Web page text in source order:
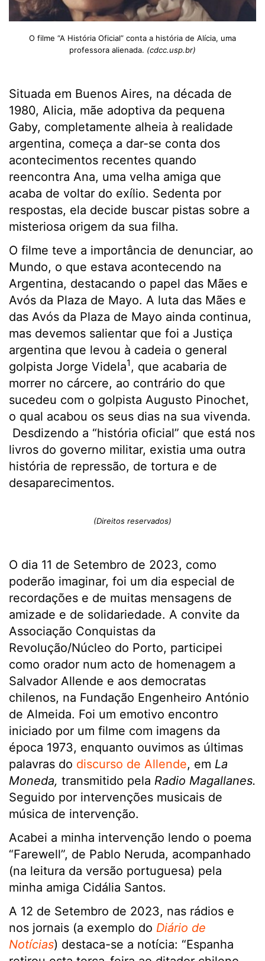
O filme “A História Oficial” conta a história de Alícia, uma
professora alienada. (cdcc.usp.br)
Situada em Buenos Aires, na década de
1980, Alicia, mãe adoptiva da pequena
Gaby, completamente alheia à realidade
argentina, começa a dar-se conta dos
acontecimentos recentes quando
reencontra Ana, uma velha amiga que
acaba de voltar do exílio. Sedenta por
respostas, ela decide buscar pistas sobre a
misteriosa origem da sua filha.
O filme teve a importância de denunciar, ao
Mundo, o que estava acontecendo na
Argentina, destacando o papel das Mães e
Avós da Plaza de Mayo. A luta das Mães e
das Avós da Plaza de Mayo ainda continua,
mas devemos salientar que foi a Justiça
argentina que levou à cadeia o general
golpista Jorge Videla1 , que acabaria de
morrer no cárcere, ao contrário do que
sucedeu com o golpista Augusto Pinochet,
o qual acabou os seus dias na sua vivenda.
Desdizendo a “história oficial” que está nos
livros do governo militar, existia uma outra
história de repressão, de tortura e de
desaparecimentos.
(Direitos reservados)
O dia 11 de Setembro de 2023, como
poderão imaginar, foi um dia especial de
recordações e de muitas mensagens de
amizade e de solidariedade. A convite da
Associação Conquistas da
Revolução/Núcleo do Porto, participei
como orador num acto de homenagem a
Salvador Allende e aos democratas
chilenos, na Fundação Engenheiro António
de Almeida. Foi um emotivo encontro
iniciado por um filme com imagens da
época 1973, enquanto ouvimos as últimas
palavras do discurso de Allende, em La
Moneda, transmitido pela Radio Magallanes.
Seguido por intervenções musicais de
música de intervenção.
Acabei a minha intervenção lendo o poema
“Farewell”, de Pablo Neruda, acompanhado
(na leitura da versão portuguesa) pela
minha amiga Cidália Santos.
A 12 de Setembro de 2023, nas rádios e
nos jornais (a exemplo do Diário de
Notícias) destaca-se a notícia: “Espanha